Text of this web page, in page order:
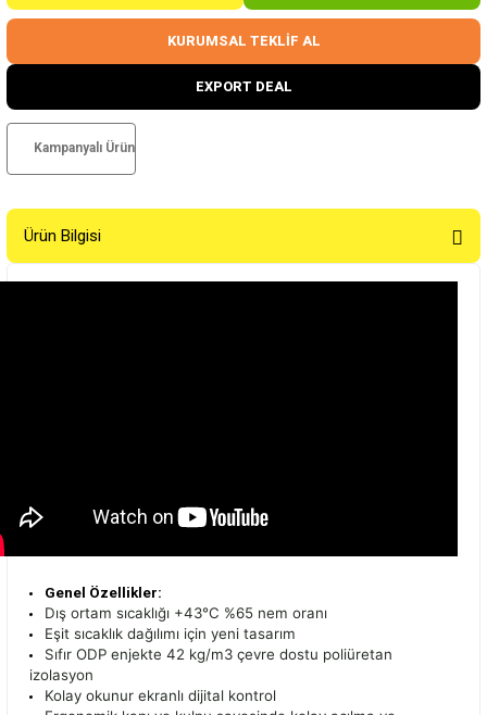
KURUMSAL TEKLİF AL
EXPORT DEAL
Kampanyalı Ürün
Ürün Bilgisi
Genel Özellikler:
Dış ortam sıcaklığı +43°C %65 nem oranı
Eşit sıcaklık dağılımı için yeni tasarım
Sıfır ODP enjekte 42 kg/m3 çevre dostu poliüretan
izolasyon
Kolay okunur ekranlı dijital kontrol